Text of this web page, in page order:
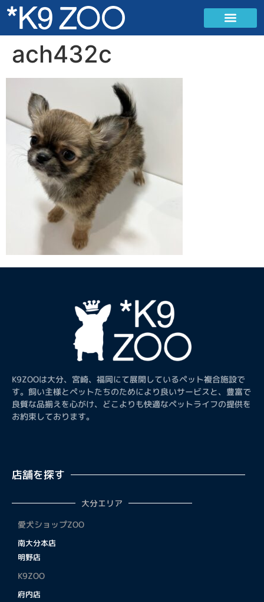
ach432c
K9ZOOは大分、宮崎、福岡にて展開しているペット複合施設で
す。飼い主様とペットたちのためにより良いサービスと、豊富で
良質な品揃えを心がけ、どこよりも快適なペットライフの提供を
お約束しております。
店舗を探す
大分エリア
愛犬ショップZOO
南大分本店
明野店
K9ZOO
府内店